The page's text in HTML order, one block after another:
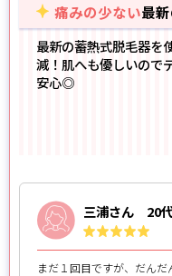
痛みの少ない最
最新の蓄熱式脱毛器を
減！肌へも優しいので
安心◎
三浦さん 20
まだ１回目ですが、だん